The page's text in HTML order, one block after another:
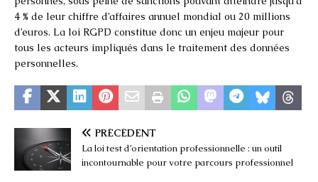
4 % de leur chiffre d’affaires annuel mondial ou 20 millions
d’euros. La loi RGPD constitue donc un enjeu majeur pour
tous les acteurs impliqués dans le traitement des données
personnelles.
PRÉCÉDENT
La loi test d’orientation professionnelle : un outil
incontournable pour votre parcours professionnel